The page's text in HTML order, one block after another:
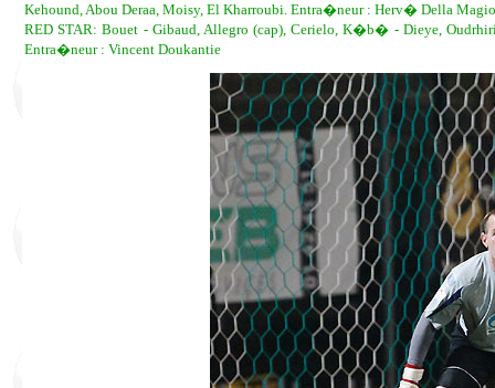
Kehound, Abou Deraa, Moisy, El Kharroubi. Entra�neur : Herv� Della
RED STAR: Bouet - Gibaud, Allegro (cap), Cerielo, K�b� - Dieye,
Entra�neur : Vincent Doukantie